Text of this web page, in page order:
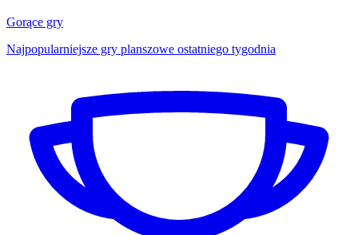
Gorące gry
Najpopularniejsze gry planszowe ostatniego tygodnia